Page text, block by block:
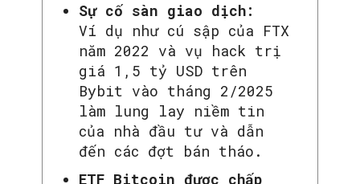
Sự cố sàn giao dịch:
Ví dụ như cú sập của FTX
năm 2022 và vụ hack trị
giá 1,5 tỷ USD trên
Bybit vào tháng 2/2025
làm lung lay niềm tin
của nhà đầu tư và dẫn
đến các đợt bán tháo.
ETF Bitcoin được chấp